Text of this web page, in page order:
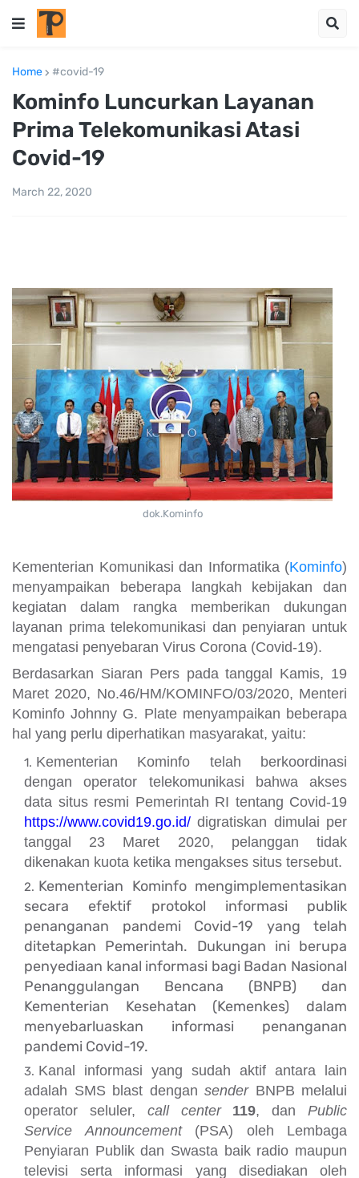
Home #covid-19
Kominfo Luncurkan Layanan
Prima Telekomunikasi Atasi
Covid-19
March 22, 2020
dok.Kominfo
Kementerian Komunikasi dan Informatika (Kominfo)
menyampaikan beberapa langkah kebijakan dan
kegiatan dalam rangka memberikan dukungan
layanan prima telekomunikasi dan penyiaran untuk
mengatasi penyebaran Virus Corona (Covid-19).
Berdasarkan Siaran Pers pada tanggal Kamis, 19
Maret 2020, No.46/HM/KOMINFO/03/2020, Menteri
Kominfo Johnny G. Plate menyampaikan beberapa
hal yang perlu diperhatikan masyarakat, yaitu:
Kementerian Kominfo telah berkoordinasi
dengan operator telekomunikasi bahwa akses
data situs resmi Pemerintah RI tentang Covid-19
https://www.covid19.go.id/ digratiskan dimulai per
tanggal 23 Maret 2020, pelanggan tidak
dikenakan kuota ketika mengakses situs tersebut.
Kementerian Kominfo mengimplementasikan
secara efektif protokol informasi publik
penanganan pandemi Covid-19 yang telah
ditetapkan Pemerintah. Dukungan ini berupa
penyediaan kanal informasi bagi Badan Nasional
Penanggulangan Bencana (BNPB) dan
Kementerian Kesehatan (Kemenkes) dalam
menyebarluaskan informasi penanganan
pandemi Covid-19.
Kanal informasi yang sudah aktif antara lain
adalah SMS blast dengan sender BNPB melalui
operator seluler, call center 119, danPublic
Service Announcement(PSA) oleh Lembaga
Penyiaran Publik dan Swasta baik radio maupun
televisi serta informasi yang disediakan oleh